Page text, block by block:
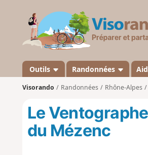
Outils Randonnées
Visorando Randonnées Rhône-Alpes
Le
du Mézenc